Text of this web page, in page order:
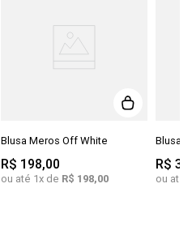
Blusa Meros Off White
R$ 198,00
ou até 1x de R$ 198,00
Blusa
R$
ou até